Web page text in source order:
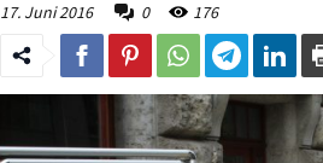
17. Juni 2016
0 176